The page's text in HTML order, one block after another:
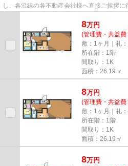
し、各沿線の各不動産会社様へ直接ご挨拶
8万円
(管理費・共益
敷：1ヶ月｜礼
所在階：1階
間取り：1K
面積：26.19㎡
8万円
(管理費・共益
敷：1ヶ月｜礼
所在階：1階
間取り：1K
面積：26.19㎡
8万円